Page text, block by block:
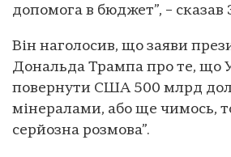
допомога в бюджет”, – сказав
Він наголосив, що заяви
Дональда Трампа про те, що
повернути США 500 млрд
мінералами, або ще чимось,
серйозна розмова”.